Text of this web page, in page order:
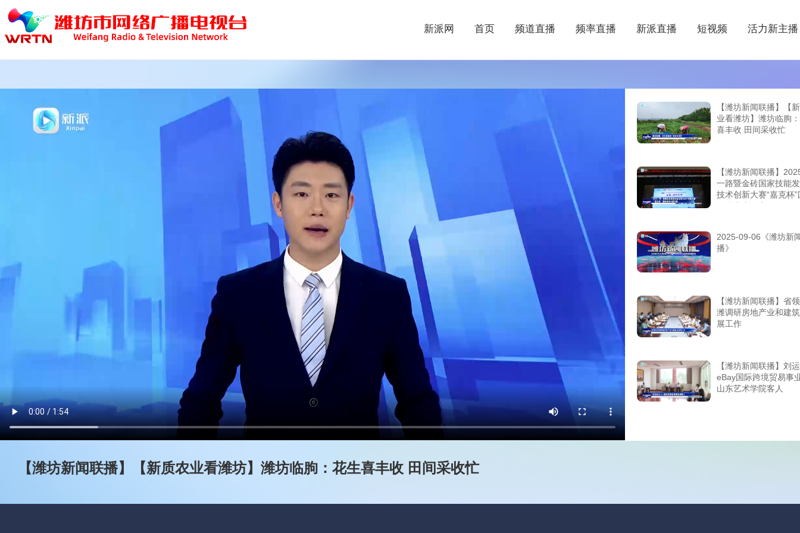
新派网 首页 频道直播 频率直播 新派直播 短视频 活力新主播
【潍坊新闻联播】【新质农业看潍坊】潍坊临朐：花生喜丰收 田间采收忙
【潍坊新闻联播】【
业看潍坊】潍坊临朐
喜丰收 田间采收忙
【潍坊新闻联播】
一路暨金砖国家技能
技术创新大赛“嘉克杯”
2025-09-06《潍坊新
播》
【潍坊新闻联播】省
潍调研房地产业和建
展工作
【潍坊新闻联播】刘
eBay国际跨境贸易事
山东艺术学院客人